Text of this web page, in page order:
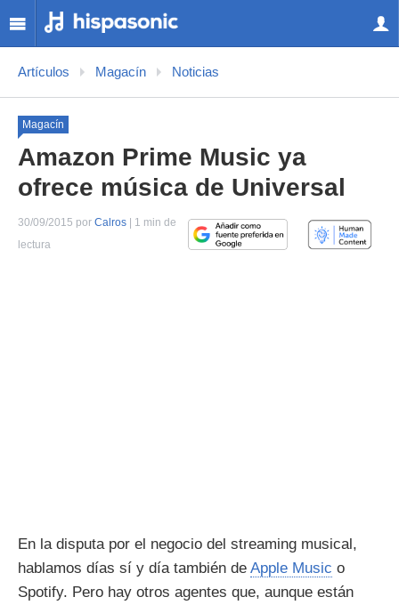
Artículos Magacín Noticias
Magacín
Amazon Prime Music ya
ofrece música de Universal
30/09/2015 por Calros | 1 min de
lectura
En la disputa por el negocio del streaming musical,
hablamos días sí y día también de Apple Music o
Spotify. Pero hay otros agentes que, aunque están